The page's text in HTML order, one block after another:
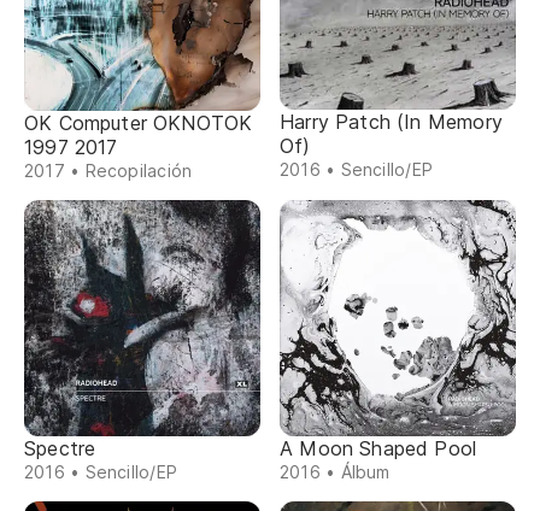
OK Computer OKNOTOK
1997 2017
2017 • Recopilación
Harry Patch (In Memory
Of)
2016 • Sencillo/EP
Spectre
2016 • Sencillo/EP
A Moon Shaped Pool
2016 • Álbum